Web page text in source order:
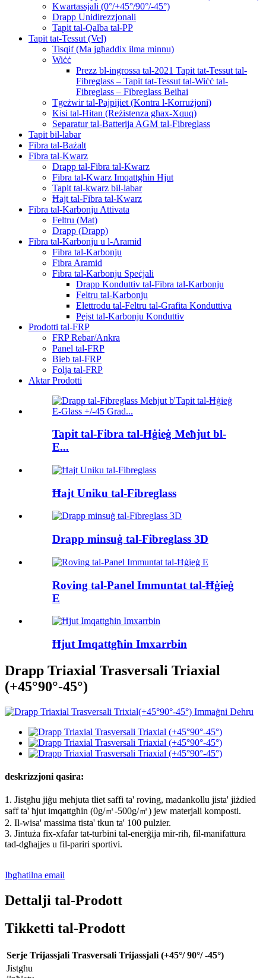
Kwartassjali (0°/+45°/90°/-45°)
Drapp Unidirezzjonali
Tapit tal-Qalba tal-PP
Tapit tat-Tessut (Vel)
Tisqif (Ma jgħaddix ilma minnu)
Wiċċ
Prezz bl-ingrossa tal-2021 Tapit tat-Tessut tal-
Fibreglass – Tapit tat-Tessut tal-Wiċċ tal-
Fibreglass – Fibreglass Beihai
Tgeżwir tal-Pajpijiet (Kontra l-Korrużjoni)
Kisi tal-Ħitan (Reżistenza għax-Xquq)
Separatur tal-Batterija AGM tal-Fibreglass
Tapit bil-labar
Fibra tal-Bażalt
Fibra tal-Kwarz
Drapp tal-Fibra tal-Kwarz
Fibra tal-Kwarz Imqattgħin Ħjut
Tapit tal-kwarz bil-labar
Ħajt tal-Fibra tal-Kwarz
Fibra tal-Karbonju Attivata
Feltru (Mat)
Drapp (Drapp)
Fibra tal-Karbonju u l-Aramid
Fibra tal-Karbonju
Fibra Aramid
Fibra tal-Karbonju Speċjali
Drapp Konduttiv tal-Fibra tal-Karbonju
Feltru tal-Karbonju
Elettrodu tal-Feltru tal-Grafita Konduttiva
Pejst tal-Karbonju Konduttiv
Prodotti tal-FRP
FRP Rebar/Ankra
Panel tal-FRP
Bieb tal-FRP
Folja tal-FRP
Aktar Prodotti
Tapit tal-Fibra tal-Ħġieġ Meħjut bl-
E...
Ħajt Uniku tal-Fibreglass
Drapp minsuġ tal-Fibreglass 3D
Roving tal-Panel Immuntat tal-Ħġieġ
E
Ħjut Imqattgħin Imxarrbin
Drapp Triaxial Trasversali Triaxial
(+45°90°-45°)
deskrizzjoni qasira:
1. Jistgħu jiġu meħjuta tliet saffi ta' roving, madankollu jista' jiżdied
saff ta' ħjut imqattgħin (0g/㎡-500g/㎡) jew materjali komposti.
2. Il-wisa' massima tista' tkun ta' 100 pulzier.
3. Jintuża fix-xfafar tat-turbini tal-enerġija mir-riħ, fil-manifattura
tad-dgħajjes u fil-pariri sportivi.
Ibgħatilna email
Dettalji tal-Prodott
Tikketti tal-Prodott
Serje Trijassjali Trasversali Trijassjali (+45°/ 90°/ -45°)
Jistgħu